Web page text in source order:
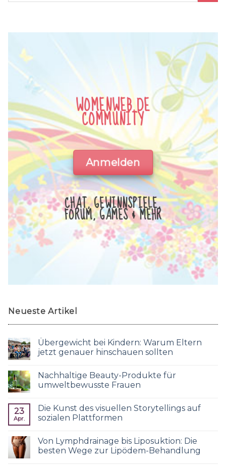
WOMENWEB.DE
COMMUNITY
Anmelden
CHAT, GEWINNSPIELE,
FORUM, GAMES & MEHR
Neueste Artikel
Übergewicht bei Kindern: Warum Eltern
jetzt genauer hinschauen sollten
Nachhaltige Beauty-Produkte für
umweltbewusste Frauen
23
Apr.
Die Kunst des visuellen Storytellings auf
sozialen Plattformen
Von Lymphdrainage bis Liposuktion: Die
besten Wege zur Lipödem-Behandlung